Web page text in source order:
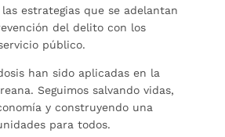
estrategias que se adelantan
del delito con los
público.
han sido aplicadas en la
Seguimos salvando vidas,
y construyendo una
para todos.